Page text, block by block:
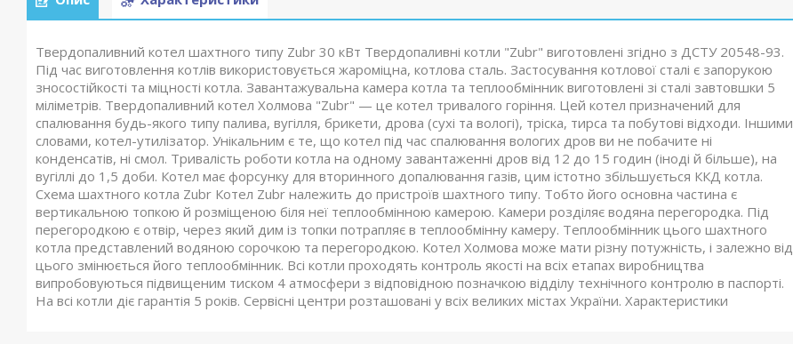
Твердопаливний котел шахтного типу Zubr 30 кВт Твердопаливні котли "Zubr" виготовлені згідно з ДСТУ 20548-93.
Під час виготовлення котлів використовується жароміцна, котлова сталь. Застосування котлової сталі є запорукою
зносостійкості та міцності котла. Завантажувальна камера котла та теплообмінник виготовлені зі сталі завтовшки 5
міліметрів. Твердопаливний котел Холмова "Zubr" — це котел тривалого горіння. Цей котел призначений для
спалювання будь-якого типу палива, вугілля, брикети, дрова (сухі та вологі), тріска, тирса та побутові відходи. Іншими
словами, котел-утилізатор. Унікальним є те, що котел під час спалювання вологих дров ви не побачите ні
конденсатів, ні смол. Тривалість роботи котла на одному завантаженні дров від 12 до 15 годин (іноді й більше), на
вугіллі до 1,5 доби. Котел має форсунку для вторинного допалювання газів, цим істотно збільшується ККД котла.
Схема шахтного котла Zubr Котел Zubr належить до пристроїв шахтного типу. Тобто його основна частина є
вертикальною топкою й розміщеною біля неї теплообмінною камерою. Камери розділяє водяна перегородка. Під
перегородкою є отвір, через який дим із топки потрапляє в теплообмінну камеру. Теплообмінник цього шахтного
котла представлений водяною сорочкою та перегородкою. Котел Холмова може мати різну потужність, і залежно від
цього змінюється його теплообмінник. Всі котли проходять контроль якості на всіх етапах виробництва
випробовуються підвищеним тиском 4 атмосфери з відповідною позначкою відділу технічного контролю в паспорті.
На всі котли діє гарантія 5 років. Сервісні центри розташовані у всіх великих містах України. Характеристики